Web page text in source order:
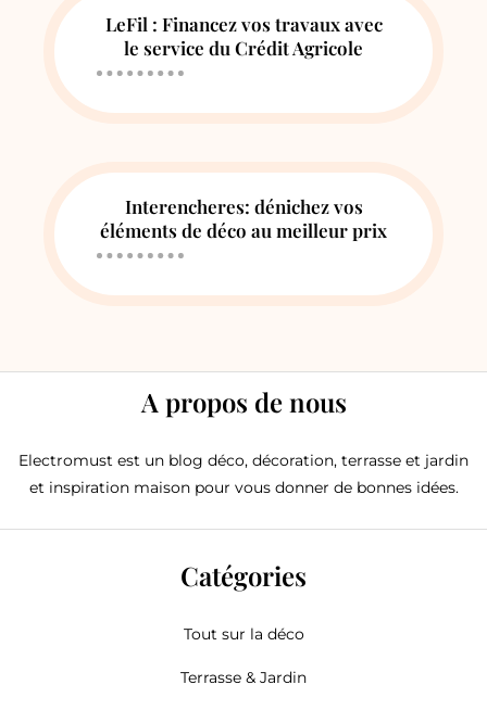
LeFil : Financez vos travaux avec
le service du Crédit Agricole
Interencheres: dénichez vos
éléments de déco au meilleur prix
A propos de nous
Electromust est un blog déco, décoration, terrasse et jardin
et inspiration maison pour vous donner de bonnes idées.
Catégories
Tout sur la déco
Terrasse & Jardin